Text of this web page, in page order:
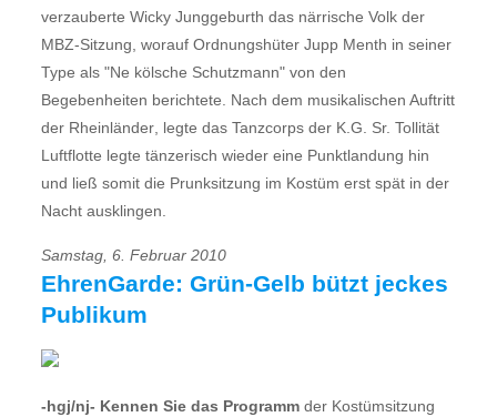
verzauberte Wicky Junggeburth das närrische Volk der
MBZ-Sitzung, worauf Ordnungshüter Jupp Menth in seiner
Type als "Ne kölsche Schutzmann" von den
Begebenheiten berichtete. Nach dem musikalischen Auftritt
der Rheinländer, legte das Tanzcorps der K.G. Sr. Tollität
Luftflotte legte tänzerisch wieder eine Punktlandung hin
und ließ somit die Prunksitzung im Kostüm erst spät in der
Nacht ausklingen.
Samstag, 6. Februar 2010
EhrenGarde: Grün-Gelb bützt jeckes
Publikum
-hgj/nj- Kennen Sie das Programmder Kostümsitzung